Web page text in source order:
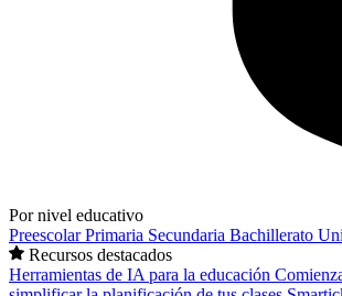
Por nivel educativo
PreescolarPrimaria Secundaria Bachillerato
Recursos destacados
Herramientas de IA para la educación